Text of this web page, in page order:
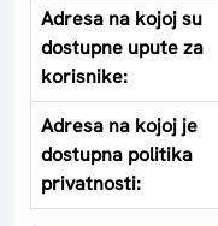
Adresa na kojoj su
dostupne upute za
korisnike:
Adresa na kojoj je
dostupna politika
privatnosti: